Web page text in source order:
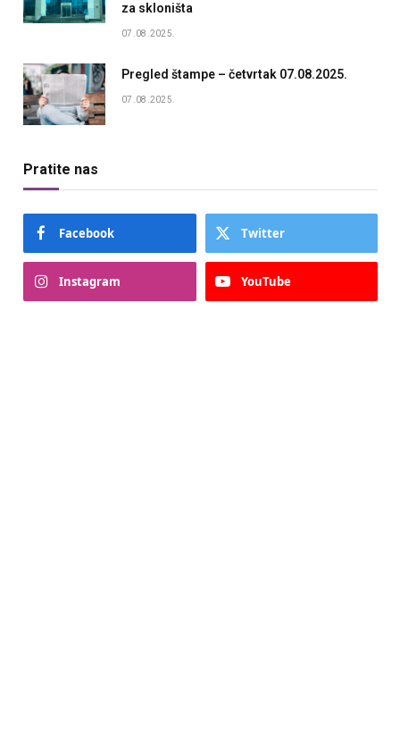
za skloništa
07.08.2025.
Pregled štampe – četvrtak 07.08.2025.
07.08.2025.
Pratite nas
Facebook Twitter
Instagram YouTube